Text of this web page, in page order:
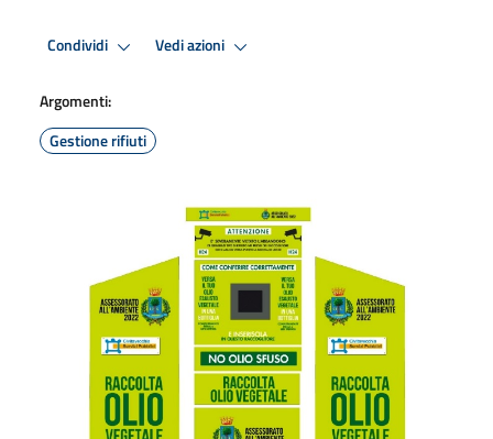
Condividi Vedi azioni
Argomenti:
Gestione rifiuti